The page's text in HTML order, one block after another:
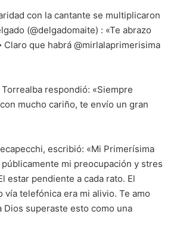
con la cantante se multiplicaron
(@delgadomaite) : «Te abrazo
que habrá @mirlalaprimerisima
respondió: «Siempre
mucho cariño, te envío un gran
escribió: «Mi Primerísima
mi preocupación y stres
estar pendiente a cada rato. El
vía telefónica era mi alivio. Te amo
Dios superaste esto como una